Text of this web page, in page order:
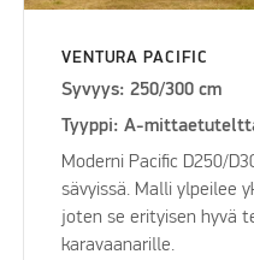
VENTURA PACIFIC
Syvyys: 250/300 cm
Tyyppi: A-
Moderni Pacific D250/
sävyissä. Malli ylpeilee
joten se erityisen hyvä
karavaanarille.